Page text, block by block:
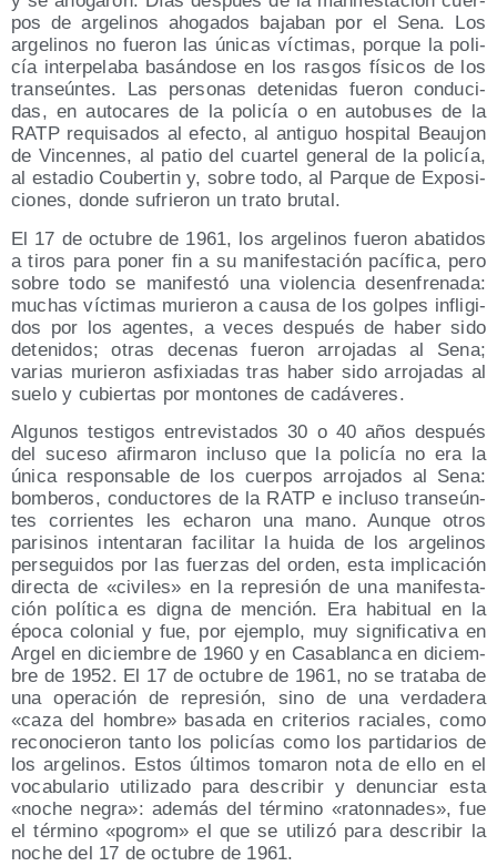
pos de arge­li­nos aho­ga­dos baja­ban por el Sena. Los
arge­li­nos no fue­ron las úni­cas víc­ti­mas, por­que la poli­
cía inter­pe­la­ba basán­do­se en los ras­gos físi­cos de los
tran­seún­tes. Las per­so­nas dete­ni­das fue­ron con­du­ci­
das, en auto­ca­res de la poli­cía o en auto­bu­ses de la
RATP requi­sa­dos al efec­to, al anti­guo hos­pi­tal Beau­jon
de Vin­cen­nes, al patio del cuar­tel gene­ral de la poli­cía,
al esta­dio Couber­tin y, sobre todo, al Par­que de Expo­si­
cio­nes, don­de sufrie­ron un tra­to brutal.
El 17 de octu­bre de 1961, los arge­li­nos fue­ron aba­ti­dos
a tiros para poner fin a su mani­fes­ta­ción pací­fi­ca, pero
sobre todo se mani­fes­tó una vio­len­cia desen­fre­na­da:
muchas víc­ti­mas murie­ron a cau­sa de los gol­pes infli­gi­
dos por los agen­tes, a veces des­pués de haber sido
dete­ni­dos; otras dece­nas fue­ron arro­ja­das al Sena;
varias murie­ron asfi­xia­das tras haber sido arro­ja­das al
sue­lo y cubier­tas por mon­to­nes de cadáveres.
Algu­nos tes­ti­gos entre­vis­ta­dos 30 o 40 años des­pués
del suce­so afir­ma­ron inclu­so que la poli­cía no era la
úni­ca res­pon­sa­ble de los cuer­pos arro­ja­dos al Sena:
bom­be­ros, con­duc­to­res de la RATP e inclu­so tran­seún­
tes corrien­tes les echa­ron una mano. Aun­que otros
pari­si­nos inten­ta­ran faci­li­tar la hui­da de los arge­li­nos
per­se­gui­dos por las fuer­zas del orden, esta impli­ca­ción
direc­ta de «civi­les» en la repre­sión de una mani­fes­ta­
ción polí­ti­ca es dig­na de men­ción. Era habi­tual en la
épo­ca colo­nial y fue, por ejem­plo, muy sig­ni­fi­ca­ti­va en
Argel en diciem­bre de 1960 y en Casa­blan­ca en diciem­
bre de 1952. El 17 de octu­bre de 1961, no se tra­ta­ba de
una ope­ra­ción de repre­sión, sino de una ver­da­de­ra
«caza del hom­bre» basa­da en cri­te­rios racia­les, como
reco­no­cie­ron tan­to los poli­cías como los par­ti­da­rios de
los arge­li­nos. Estos últi­mos toma­ron nota de ello en el
voca­bu­la­rio uti­li­za­do para des­cri­bir y denun­ciar esta
«noche negra»: ade­más del tér­mino «raton­na­des», fue
el tér­mino «pogrom» el que se uti­li­zó para des­cri­bir la
noche del 17 de octu­bre de 1961.